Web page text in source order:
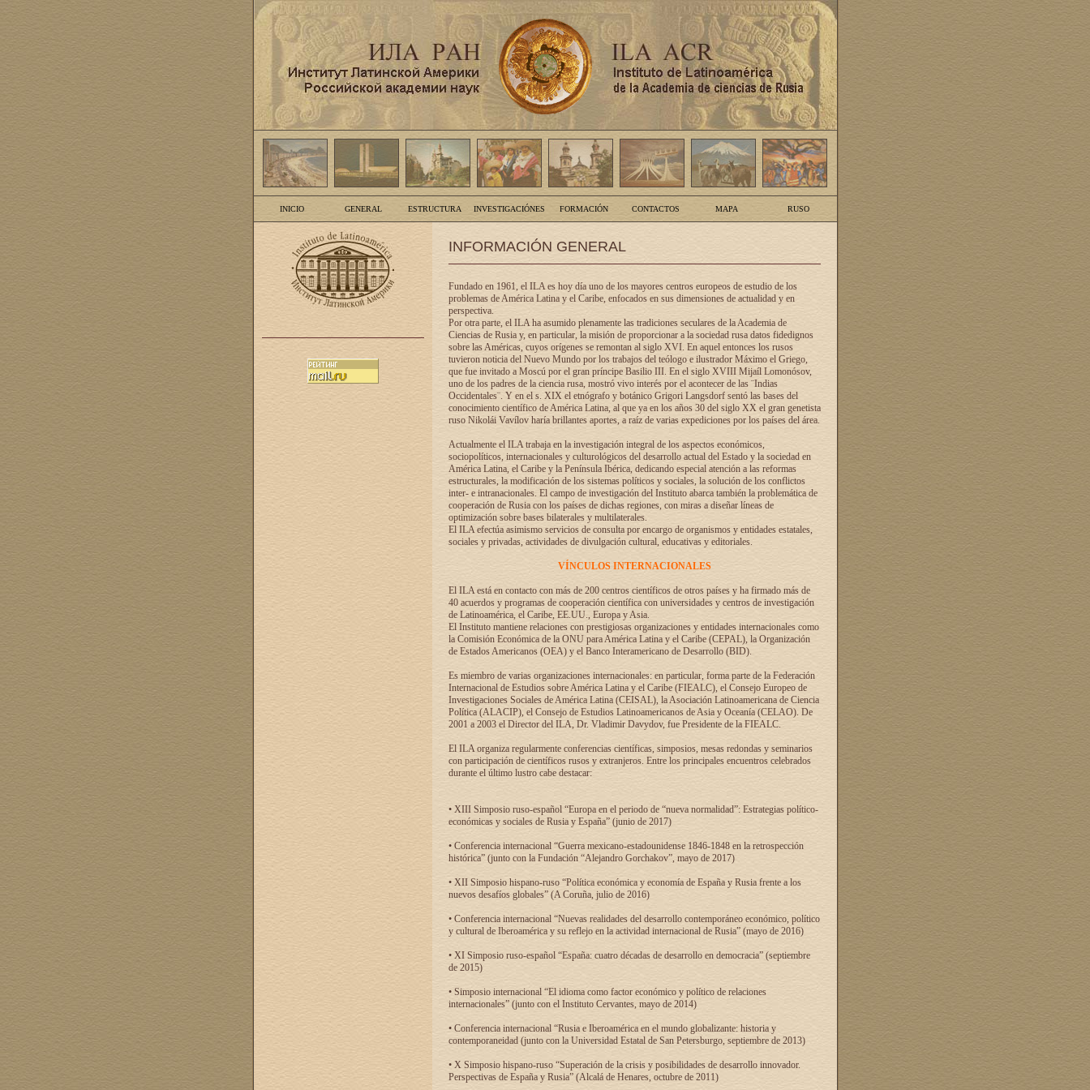
INICIO GENERAL ESTRUCTURA INVESTIGACIÓNES FORMACIÓN CONTACTOS MAPA RUSO
INFORMACIÓN GENERAL
Fundado en 1961, el ILA es hoy día uno de los mayores centros europeos de estudio de los
problemas de América Latina y el Caribe, enfocados en sus dimensiones de actualidad y en
perspectiva.
Por otra parte, el ILA ha asumido plenamente las tradiciones seculares de la Academia de
Ciencias de Rusia y, en particular, la misión de proporcionar a la sociedad rusa datos fidedignos
sobre las Américas, cuyos orígenes se remontan al siglo XVI. En aquel entonces los rusos
tuvieron noticia del Nuevo Mundo por los trabajos del teólogo e ilustrador Máximo el Griego,
que fue invitado a Moscú por el gran príncipe Basilio III. En el siglo XVIII Mijaíl Lomonósov,
uno de los padres de la ciencia rusa, mostró vivo interés por el acontecer de las ¨Indias
Occidentales¨. Y en el s. XIX el etnógrafo y botánico Grigori Langsdorf sentó las bases del
conocimiento científico de América Latina, al que ya en los años 30 del siglo XX el gran genetista
ruso Nikolái Vavílov haría brillantes aportes, a raíz de varias expediciones por los países del área.
Actualmente el ILA trabaja en la investigación integral de los aspectos económicos,
sociopolíticos, internacionales y culturológicos del desarrollo actual del Estado y la sociedad en
América Latina, el Caribe y la Península Ibérica, dedicando especial atención a las reformas
estructurales, la modificación de los sistemas políticos y sociales, la solución de los conflictos
inter- e intranacionales. El campo de investigación del Instituto abarca también la problemática de
cooperación de Rusia con los países de dichas regiones, con miras a diseñar líneas de
optimización sobre bases bilaterales y multilaterales.
El ILA efectúa asimismo servicios de consulta por encargo de organismos y entidades estatales,
sociales y privadas, actividades de divulgación cultural, educativas y editoriales.
VÍNCULOS INTERNACIONALES
El ILA está en contacto con más de 200 centros científicos de otros países y ha firmado más de
40 acuerdos y programas de cooperación científica con universidades y centros de investigación
de Latinoamérica, el Caribe, EE.UU., Europa y Asia.
El Instituto mantiene relaciones con prestigiosas organizaciones y entidades internacionales como
la Comisión Económica de la ONU para América Latina y el Caribe (CEPAL), la Organización
de Estados Americanos (OEA) y el Banco Interamericano de Desarrollo (BID).
Es miembro de varias organizaciones internacionales: en particular, forma parte de la Federación
Internacional de Estudios sobre América Latina y el Caribe (FIEALC), el Consejo Europeo de
Investigaciones Sociales de América Latina (CEISAL), la Asociación Latinoamericana de Ciencia
Política (ALACIP), el Consejo de Estudios Latinoamericanos de Asia y Oceanía (CELAO). De
2001 a 2003 el Director del ILA, Dr. Vladimir Davydov, fue Presidente de la FIEALC.
El ILA organiza regularmente conferencias científicas, simposios, mesas redondas y seminarios
con participación de científicos rusos y extranjeros. Entre los principales encuentros celebrados
durante el último lustro cabe destacar:
• XIII Simposio ruso-español “Europa en el periodo de “nueva normalidad”: Estrategias político-
económicas y sociales de Rusia y España” (junio de 2017)
• Conferencia internacional “Guerra mexicano-estadounidense 1846-1848 en la retrospección
histórica” (junto con la Fundación “Alejandro Gorchakov”, mayo de 2017)
• XII Simposio hispano-ruso “Política económica y economía de España y Rusia frente a los
nuevos desafíos globales” (A Coruña, julio de 2016)
• Conferencia internacional “Nuevas realidades del desarrollo contemporáneo económico, político
y cultural de Iberoamérica y su reflejo en la actividad internacional de Rusia” (mayo de 2016)
• XI Simposio ruso-español “España: cuatro décadas de desarrollo en democracia” (septiembre
de 2015)
• Simposio internacional “El idioma como factor económico y político de relaciones
internacionales” (junto con el Instituto Cervantes, mayo de 2014)
• Conferencia internacional “Rusia e Iberoamérica en el mundo globalizante: historia y
contemporaneidad (junto con la Universidad Estatal de San Petersburgo, septiembre de 2013)
• X Simposio hispano-ruso “Superación de la crisis y posibilidades de desarrollo innovador.
Perspectivas de España y Rusia” (Alcalá de Henares, octubre de 2011)